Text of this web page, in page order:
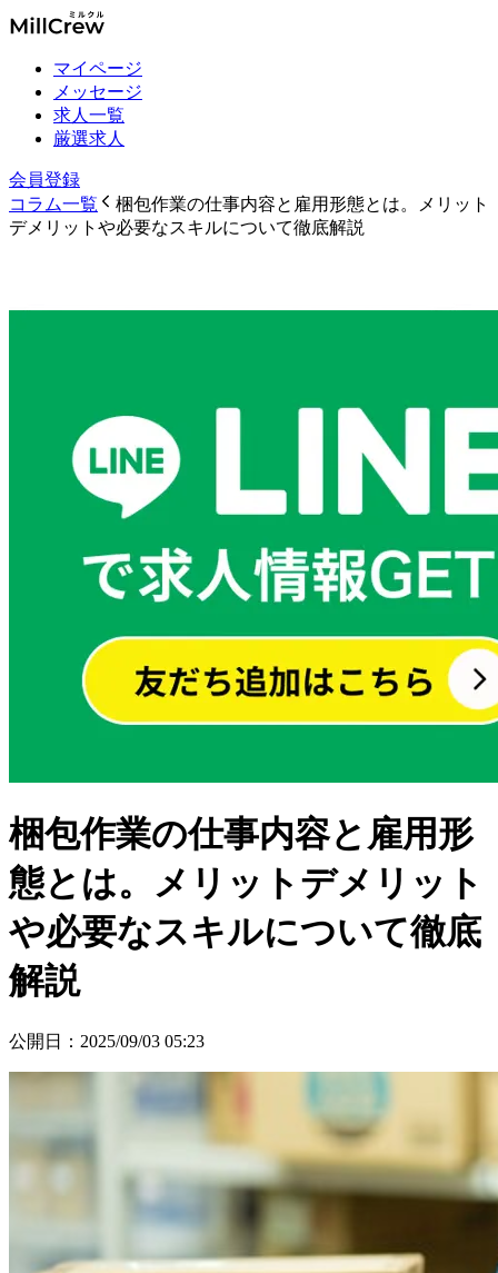
マイページ
メッセージ
求人一覧
厳選求人
会員登録
コラム一覧
梱包作業の仕事内容と雇用形態とは。メリット
デメリットや必要なスキルについて徹底解説
梱包作業の仕事内容と雇用形
態とは。メリットデメリット
や必要なスキルについて徹底
解説
公開日 ： 2025/09/03 05:23